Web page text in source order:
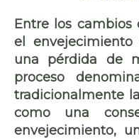
Entre los
el
una pérdida de
proceso
tradicionalmente
como una
envejecimiento,